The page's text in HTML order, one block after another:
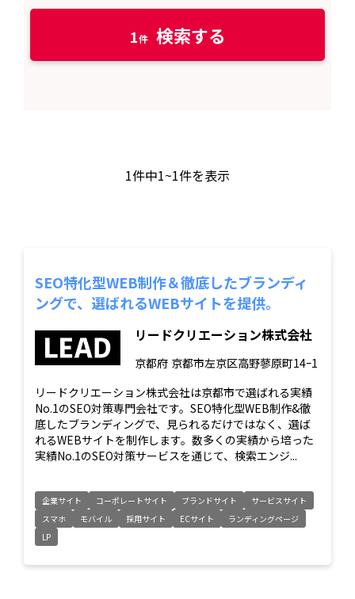
1 検索する
1件中1~1件を表示
SEO特化型WEB制作＆徹底したブランディ
ングで、選ばれるWEBサイトを提供。
リードクリエーション株式会社
京都府 京都市左京区高野蓼原町14ｰ1
リードクリエーション株式会社は京都市で選ばれる実績
No.1のSEO対策専門会社です。SEO特化型WEB制作&徹
底したブランディングで、見られるだけではなく、選ば
れるWEBサイトを制作します。数多くの実績から培った
実績No.1のSEO対策サービスを通じて、検索エンジ...
企業サイト コーポレートサイト ブランドサイト
サービスサイト
スマホ
モバイル 採用サイト ECサイト
ランディングページ
LP